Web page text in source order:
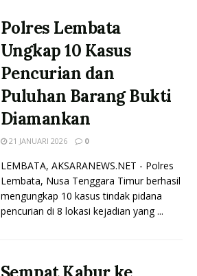
Polres Lembata
Ungkap 10 Kasus
Pencurian dan
Puluhan Barang Bukti
Diamankan
21 JANUARI 2026 0
LEMBATA, AKSARANEWS.NET - Polres
Lembata, Nusa Tenggara Timur berhasil
mengungkap 10 kasus tindak pidana
pencurian di 8 lokasi kejadian yang ...